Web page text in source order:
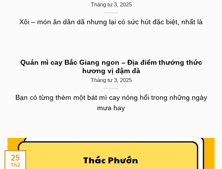
Tháng tư 3, 2025
Xôi – món ăn dân dã nhưng lại có sức hút đặc biệt, nhất là
Quán mì cay Bắc Giang ngon – Địa điểm thưởng thức
hương vị đậm đà
Tháng tư 3, 2025
Bạn có từng thèm một bát mì cay nóng hổi trong những ngày
mưa hay
25
Th2